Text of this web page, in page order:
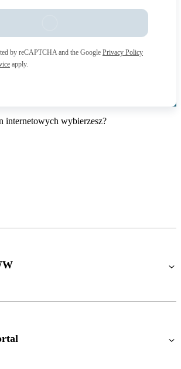
by reCAPTCHA and the Google Privacy Policy
apply.
internetowych wybierzesz?